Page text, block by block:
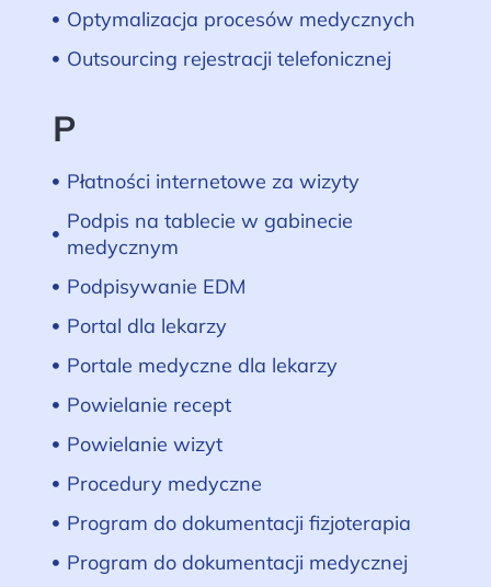
Optymalizacja procesów medycznych
Outsourcing rejestracji telefonicznej
P
Płatności internetowe za wizyty
Podpis na tablecie w gabinecie
medycznym
Podpisywanie EDM
Portal dla lekarzy
Portale medyczne dla lekarzy
Powielanie recept
Powielanie wizyt
Procedury medyczne
Program do dokumentacji fizjoterapia
Program do dokumentacji medycznej